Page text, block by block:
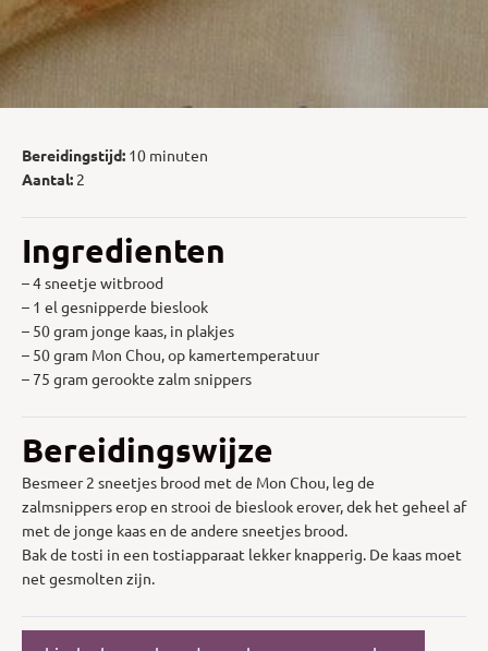
Bereidingstijd: 10 minuten
Aantal: 2
Ingredienten
– 4 sneetje witbrood
– 1 el gesnipperde bieslook
– 50 gram jonge kaas, in plakjes
– 50 gram Mon Chou, op kamertemperatuur
– 75 gram gerookte zalm snippers
Bereidingswijze
Besmeer 2 sneetjes brood met de Mon Chou, leg de
zalmsnippers erop en strooi de bieslook erover, dek het geheel af
met de jonge kaas en de andere sneetjes brood.
Bak de tosti in een tostiapparaat lekker knapperig. De kaas moet
net gesmolten zijn.